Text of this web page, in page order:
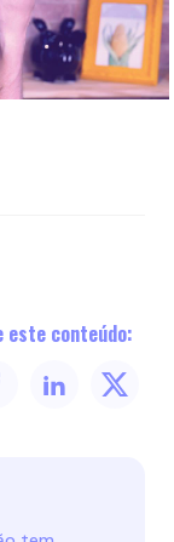
este conteúdo: